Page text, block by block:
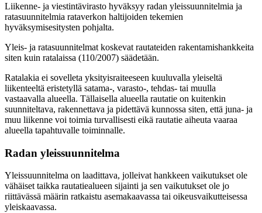
Liikenne- ja viestintävirasto hyväksyy radan yleissuunnitelmia ja
ratasuunnitelmia rataverkon haltijoiden tekemien
hyväksymisesitysten pohjalta.
Yleis- ja ratasuunnitelmat koskevat rautateiden rakentamishankkeita
siten kuin ratalaissa (110/2007) säädetään.
Ratalakia ei sovelleta yksityisraiteeseen kuuluvalla yleiseltä
liikenteeltä eristetyllä satama-, varasto-, tehdas- tai muulla
vastaavalla alueella. Tällaisella alueella rautatie on kuitenkin
suunniteltava, rakennettava ja pidettävä kunnossa siten, että juna- ja
muu liikenne voi toimia turvallisesti eikä rautatie aiheuta vaaraa
alueella tapahtuvalle toiminnalle.
Radan yleissuunnitelma
Yleissuunnitelma on laadittava, jolleivat hankkeen vaikutukset ole
vähäiset taikka rautatiealueen sijainti ja sen vaikutukset ole jo
riittävässä määrin ratkaistu asemakaavassa tai oikeusvaikutteisessa
yleiskaavassa.